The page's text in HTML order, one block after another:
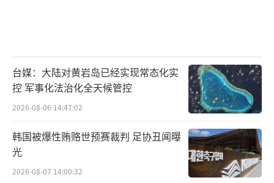
台媒：大陆对黄岩岛已经实现常态化实
控 军事化法治化全天候管控
2026-08-06 14:47:02
韩国被爆性贿赂世预赛裁判 足协丑闻曝
光
2026-08-07 14:00:32